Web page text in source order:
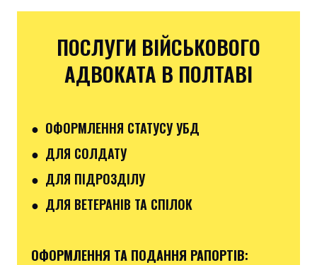
ПОСЛУГИ ВІЙСЬКОВОГО
АДВОКАТА В ПОЛТАВІ
● ОФОРМЛЕННЯ СТАТУСУ УБД
● ДЛЯ СОЛДАТУ
● ДЛЯ ПІДРОЗДІЛУ
● ДЛЯ ВЕТЕРАНІВ ТА СПІЛОК
ОФОРМЛЕННЯ ТА ПОДАННЯ РАПОРТІВ: